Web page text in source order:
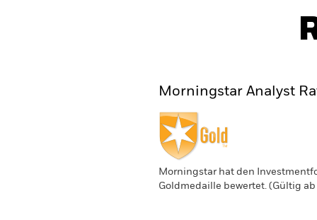
Morningstar Analyst
Morningstar hat den
Goldmedaille bewertet. (Gültig